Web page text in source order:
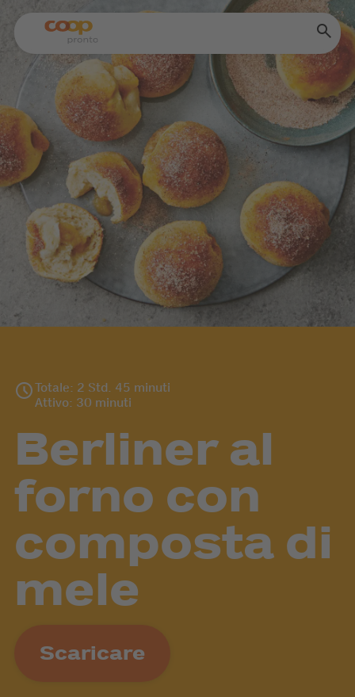
Totale: 2 Std. 45 minuti
Attivo: 30 minuti
Berliner al
forno con
composta di
mele
Scaricare